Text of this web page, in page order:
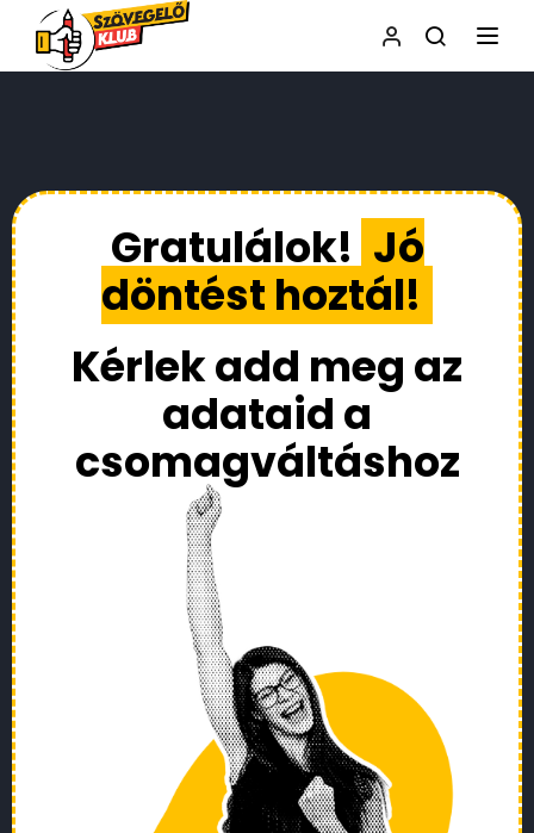
Gratulálok! Jó
döntést hoztál!
Kérlek add meg az
adataid a
csomagváltáshoz